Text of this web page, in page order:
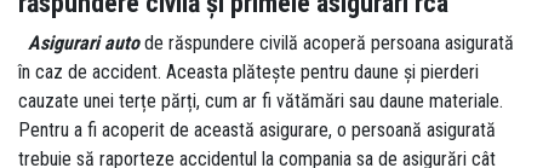
Asigurari autode răspundere civilă acoperă persoana asigurată
în caz de accident. Aceasta plătește pentru daune și pierderi
cauzate unei terțe părți, cum ar fi vătămări sau daune materiale.
Pentru a fi acoperit de această asigurare, o persoană asigurată
trebuie să raporteze accidentul la compania sa de asigurări cât